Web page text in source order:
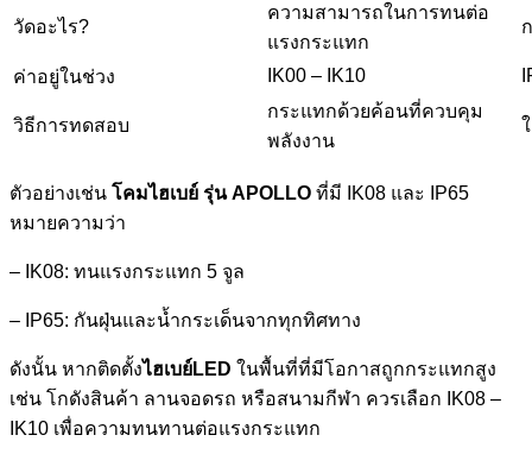
วัดอะไร?
ความสามารถในการทนต่อ
แรงกระแทก
ค่าอยู่ในช่วง IK00 – IK10
วิธีการทดสอบ
กระแทกด้วยค้อนที่ควบคุม
พลังงาน
ตัวอย่างเช่น โคมไฮเบย์ รุ่นAPOLLO ที่มี IK08 และ IP65
หมายความว่า
– IK08: ทนแรงกระแทก 5 จูล
– IP65: กันฝุ่นและน้ำกระเด็นจากทุกทิศทาง
ดังนั้น หากติดตั้งไฮเบย์LED ในพื้นที่ที่มีโอกาสถูกกระแทกสูง
เช่น โกดังสินค้า ลานจอดรถ หรือสนามกีฬา ควรเลือก IK08 –
IK10 เพื่อความทนทานต่อแรงกระแทก